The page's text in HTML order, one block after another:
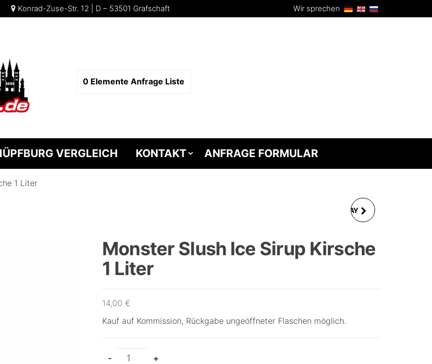
Konrad-Zuse-Str. 12 | D – 53501 Grafschaft Wir sprechen
0 Elemente Anfrage Liste
VERGLEICH KONTAKT ANFRAGE FORMULAR
1 Liter
HÜPFBURG MULTIPLAY
Monster Slush Ice Sirup Kirsche
1 Liter
14,00 €
Kauf auf Kommission, Rückgabe ungeöffneter Flaschen möglich.
- +